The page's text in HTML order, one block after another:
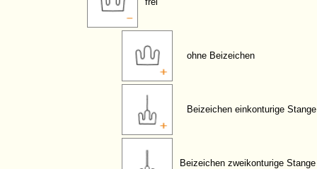
ohne Beizeichen
Beizeichen einkonturige Stange
Beizeichen zweikonturige Stange